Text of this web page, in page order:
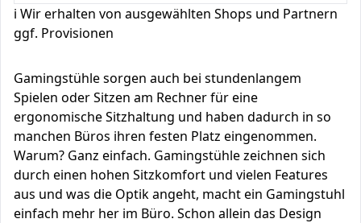
ℹ️ Wir erhalten von ausgewählten Shops und Partnern
ggf. Provisionen
Gamingstühle sorgen auch bei stundenlangem
Spielen oder Sitzen am Rechner für eine
ergonomische Sitzhaltung und haben dadurch in so
manchen Büros ihren festen Platz eingenommen.
Warum? Ganz einfach. Gamingstühle zeichnen sich
durch einen hohen Sitzkomfort und vielen Features
aus und was die Optik angeht, macht ein Gamingstuhl
einfach mehr her im Büro. Schon allein das Design